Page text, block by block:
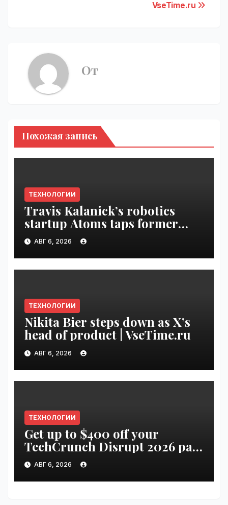
VseTime.ru
От
Похожая запись
ТЕХНОЛОГИИ
Travis Kalanick’s robotics
startup Atoms taps former
Uber finance chief as CFO |
VseTime.ru
АВГ 6, 2026
ТЕХНОЛОГИИ
Nikita Bier steps down as X’s
head of product | VseTime.ru
АВГ 6, 2026
ТЕХНОЛОГИИ
Get up to $400 off your
TechCrunch Disrupt 2026 pass
until Friday | VseTime.ru
АВГ 6, 2026